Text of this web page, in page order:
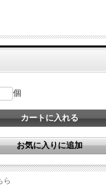
ス製で、ツリーオブライフの
などで使用するトングよりも
ても重宝します。
干の差がある場合がござい
がある場合があります。 ご
な誤差が出る場合があります
るよう撮影を心がけており
個
ら